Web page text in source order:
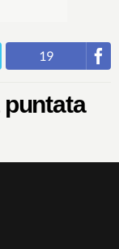
19
puntata